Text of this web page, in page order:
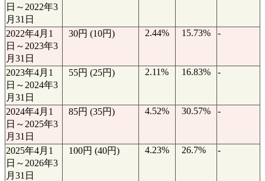
日～2022年3
月31日
2022年4月1
日～2023年3
月31日
30円 (10円) 2.44% 15.73% -
2023年4月1
日～2024年3
月31日
55円 (25円) 2.11% 16.83% -
2024年4月1
日～2025年3
月31日
85円 (35円) 4.52% 30.57% -
2025年4月1
日～2026年3
月31日
100円 (40円) 4.23% 26.7% -